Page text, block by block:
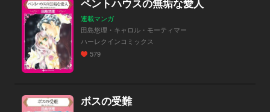
ペントハウスの無垢な愛人
連載マンガ
田島悠理・キャロル・モーティマー
ハーレクインコミックス
579
ボスの受難